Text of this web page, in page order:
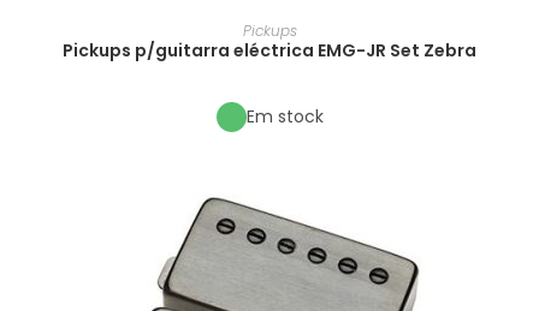
Pickups
Pickups p/guitarra eléctrica EMG-JR Set Zebra
Em stock